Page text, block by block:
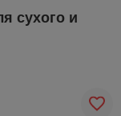
сухого и